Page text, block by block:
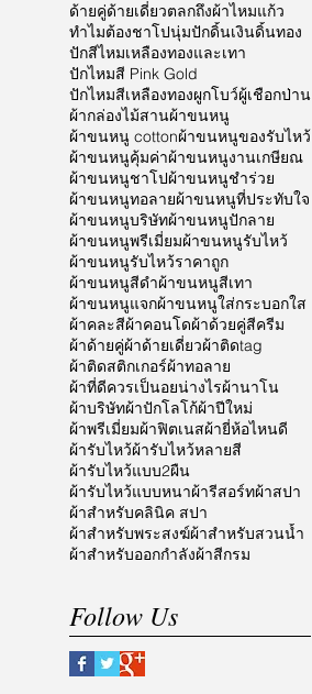
ด้ายคู่ด้ายเดี่ยวตลกถึงผ้าไหมแก้ว
ทำไมต้องชาโปนุ่มปักดิ้นเงินดิ้นทอง
ปักสีไหมเหลืองทองและเทา
ปักไหมสี Pink Gold
ปักไหมสีเหลืองทองผูกโบว์ผู้เชือกป่าน
ผ้ากล่องไม้สานผ้าขนหนู
ผ้าขนหนู cottonผ้าขนหนูของรับไหว้
ผ้าขนหนูคุ้มค่าผ้าขนหนูงานเกษียณ
ผ้าขนหนูชาโปผ้าขนหนูชำร่วย
ผ้าขนหนูทอลายผ้าขนหนูที่ประทับใจ
ผ้าขนหนูบริษัทผ้าขนหนูปักลาย
ผ้าขนหนูพรีเมี่ยมผ้าขนหนูรับไหว้
ผ้าขนหนูรับไหว้ราคาถูก
ผ้าขนหนูสีดำผ้าขนหนูสีเทา
ผ้าขนหนูแจกผ้าขนหนูใส่กระบอกใส
ผ้าคละสีผ้าคอนโดผ้าด้วยคู่สีครีม
ผ้าด้ายคู่ผ้าด้ายเดี่ยวผ้าติดtag
ผ้าติดสติกเกอร์ผ้าทอลาย
ผ้าที่ดีควรเป็นอยน่างไรผ้านาโน
ผ้าบริษัทผ้าปักโลโก้ผ้าปีใหม่
ผ้าพรีเมี่ยมผ้าฟิตเนสผ้ายี่ห้อไหนดี
ผ้ารับไหว้ผ้ารับไหว้หลายสี
ผ้ารับไหว้แบบ2ผืน
ผ้ารับไหว้แบบหนาผ้ารีสอร์ทผ้าสปา
ผ้าสำหรับคลินิค สปา
ผ้าสำหรับพระสงฆ์ผ้าสำหรับสวนน้ำ
ผ้าสำหรับออกกำลังผ้าสีกรม
Follow Us